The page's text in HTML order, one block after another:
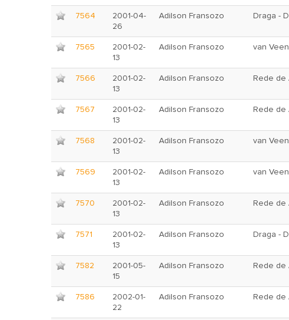
7564
2001-04-
26
Adilson Fransozo Draga -
7565
2001-02-
13
Adilson Fransozo van
7566
2001-02-
13
Adilson Fransozo Rede de
7567
2001-02-
13
Adilson Fransozo Rede de
7568
2001-02-
13
Adilson Fransozo van
7569
2001-02-
13
Adilson Fransozo van
7570
2001-02-
13
Adilson Fransozo Rede de
7571
2001-02-
13
Adilson Fransozo Draga -
7582
2001-05-
15
Adilson Fransozo Rede de
7586
2002-01-
22
Adilson Fransozo Rede de